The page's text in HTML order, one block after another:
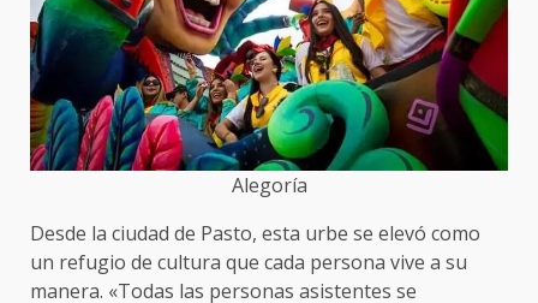
Alegoría
Desde la ciudad de Pasto, esta urbe se elevó como
un refugio de cultura que cada persona vive a su
manera. «Todas las personas asistentes se